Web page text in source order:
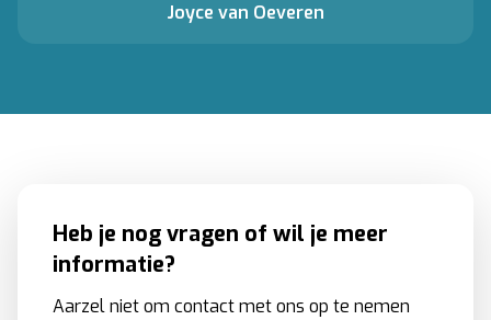
Joyce van Oeveren
Heb je nog vragen of wil je meer
informatie?
Aarzel niet om contact met ons op te nemen